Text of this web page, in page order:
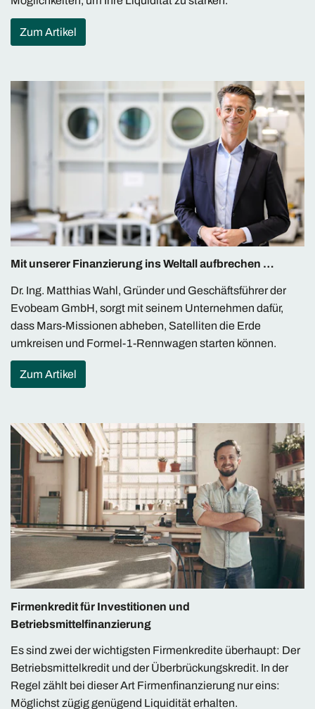
Zum Artikel
Mit unserer Finanzierung ins Weltall aufbrechen …
Dr. Ing. Matthias Wahl, Gründer und Geschäftsführer der
Evobeam GmbH, sorgt mit seinem Unternehmen dafür,
dass Mars-Missionen abheben, Satel­liten die Erde
umkreisen und Formel-1-Renn­wagen starten können.
Zum Artikel
Firmenkredit für Investitionen und
Betriebsmittelfinanzierung
Es sind zwei der wichtigsten Firmenkredite überhaupt: Der
Betriebsmittelkredit und der Überbrückungskredit. In der
Regel zählt bei dieser Art Firmenfinanzierung nur eins:
Möglichst zügig genügend Liquidität erhalten.